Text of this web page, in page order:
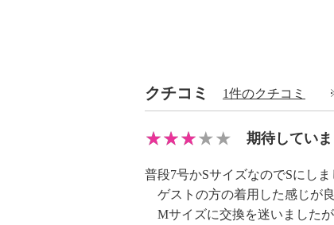
・漂白処理：塩素系・酸素系漂
・自然乾燥：日陰の吊り干し
・アイロン仕上げ：可（中温）
・ドライクリーニング：石油系
・ウエットクリーニング：可
【メンテナンス（ケアラベル）】
クチコミ 1件のクチコミ
期待していま
普段7号かSサイズなのでSにし
ゲストの方の着用した感じが
Mサイズに交換を迷いましたが